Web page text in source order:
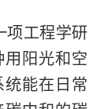
项工程学研
阳光和空
能在日常